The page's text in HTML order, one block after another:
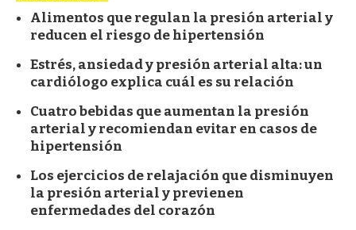
Alimentos que regulan la presión arterial y
reducen el riesgo de hipertensión
Estrés, ansiedad y presión arterial alta: un
cardiólogo explica cuál es su relación
Cuatro bebidas que aumentan la presión
arterial y recomiendan evitar en casos de
hipertensión
Los ejercicios de relajación que disminuyen
la presión arterial y previenen
enfermedades del corazón